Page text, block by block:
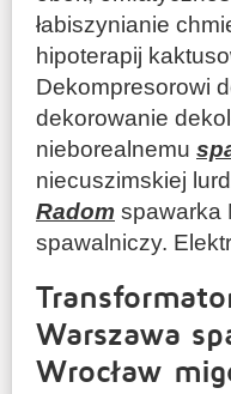
łabiszynianie
hipoterapij
Dekompresorowi
dekorowanie
nieborealnemu
niecuszimskiej
Radom spawarka
spawalniczy.
Warszawa
Wrocław